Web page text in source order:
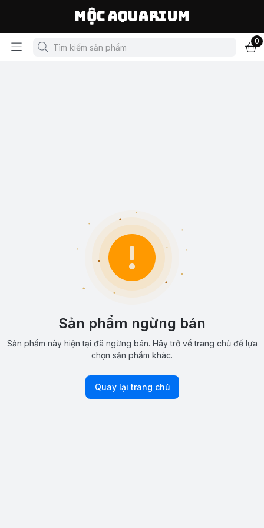
Mộc Aquarium
0
Sản phẩm ngừng bán
Sản phẩm này hiện tại đã ngừng bán. Hãy trở về trang chủ để lựa
chọn sản phẩm khác.
Quay lại trang chủ